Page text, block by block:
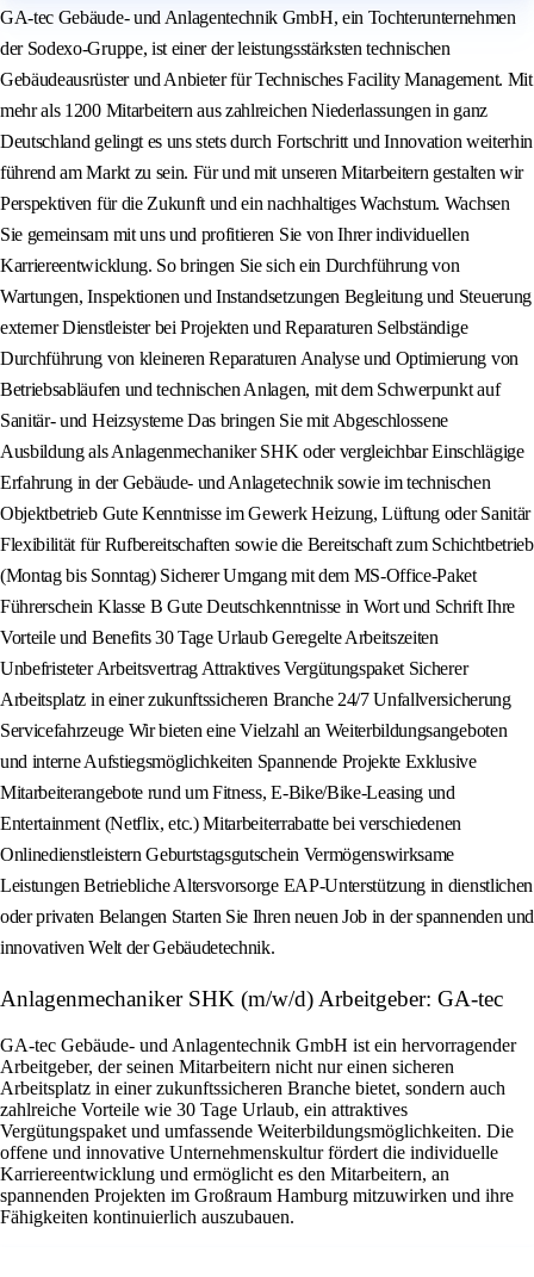
GA-tec Gebäude- und Anlagentechnik GmbH, ein Tochterunternehmen
der Sodexo-Gruppe, ist einer der leistungsstärksten technischen
Gebäudeausrüster und Anbieter für Technisches Facility Management. Mit
mehr als 1200 Mitarbeitern aus zahlreichen Niederlassungen in ganz
Deutschland gelingt es uns stets durch Fortschritt und Innovation weiterhin
führend am Markt zu sein. Für und mit unseren Mitarbeitern gestalten wir
Perspektiven für die Zukunft und ein nachhaltiges Wachstum. Wachsen
Sie gemeinsam mit uns und profitieren Sie von Ihrer individuellen
Karriereentwicklung. So bringen Sie sich ein Durchführung von
Wartungen, Inspektionen und Instandsetzungen Begleitung und Steuerung
externer Dienstleister bei Projekten und Reparaturen Selbständige
Durchführung von kleineren Reparaturen Analyse und Optimierung von
Betriebsabläufen und technischen Anlagen, mit dem Schwerpunkt auf
Sanitär- und Heizsysteme Das bringen Sie mit Abgeschlossene
Ausbildung als Anlagenmechaniker SHK oder vergleichbar Einschlägige
Erfahrung in der Gebäude- und Anlagetechnik sowie im technischen
Objektbetrieb Gute Kenntnisse im Gewerk Heizung, Lüftung oder Sanitär
Flexibilität für Rufbereitschaften sowie die Bereitschaft zum Schichtbetrieb
(Montag bis Sonntag) Sicherer Umgang mit dem MS-Office-Paket
Führerschein Klasse B Gute Deutschkenntnisse in Wort und Schrift Ihre
Vorteile und Benefits 30 Tage Urlaub Geregelte Arbeitszeiten
Unbefristeter Arbeitsvertrag Attraktives Vergütungspaket Sicherer
Arbeitsplatz in einer zukunftssicheren Branche 24/7 Unfallversicherung
Servicefahrzeuge Wir bieten eine Vielzahl an Weiterbildungsangeboten
und interne Aufstiegsmöglichkeiten Spannende Projekte Exklusive
Mitarbeiterangebote rund um Fitness, E-Bike/Bike-Leasing und
Entertainment (Netflix, etc.) Mitarbeiterrabatte bei verschiedenen
Onlinedienstleistern Geburtstagsgutschein Vermögenswirksame
Leistungen Betriebliche Altersvorsorge EAP-Unterstützung in dienstlichen
oder privaten Belangen Starten Sie Ihren neuen Job in der spannenden und
innovativen Welt der Gebäudetechnik.
Anlagenmechaniker SHK (m/w/d) Arbeitgeber: GA-tec
GA-tec Gebäude- und Anlagentechnik GmbH ist ein hervorragender
Arbeitgeber, der seinen Mitarbeitern nicht nur einen sicheren
Arbeitsplatz in einer zukunftssicheren Branche bietet, sondern auch
zahlreiche Vorteile wie 30 Tage Urlaub, ein attraktives
Vergütungspaket und umfassende Weiterbildungsmöglichkeiten. Die
offene und innovative Unternehmenskultur fördert die individuelle
Karriereentwicklung und ermöglicht es den Mitarbeitern, an
spannenden Projekten im Großraum Hamburg mitzuwirken und ihre
Fähigkeiten kontinuierlich auszubauen.